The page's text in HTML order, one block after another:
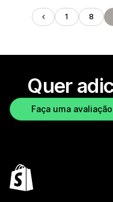
1 8
Quer
Faça uma